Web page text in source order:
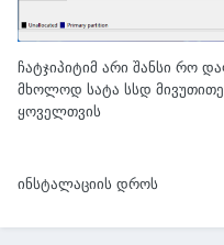
ჩატჯიპიტიმ არი შანსი რო
მხოლოდ სატა სსდ
ყოველთვის
ინსტალაციის დროს